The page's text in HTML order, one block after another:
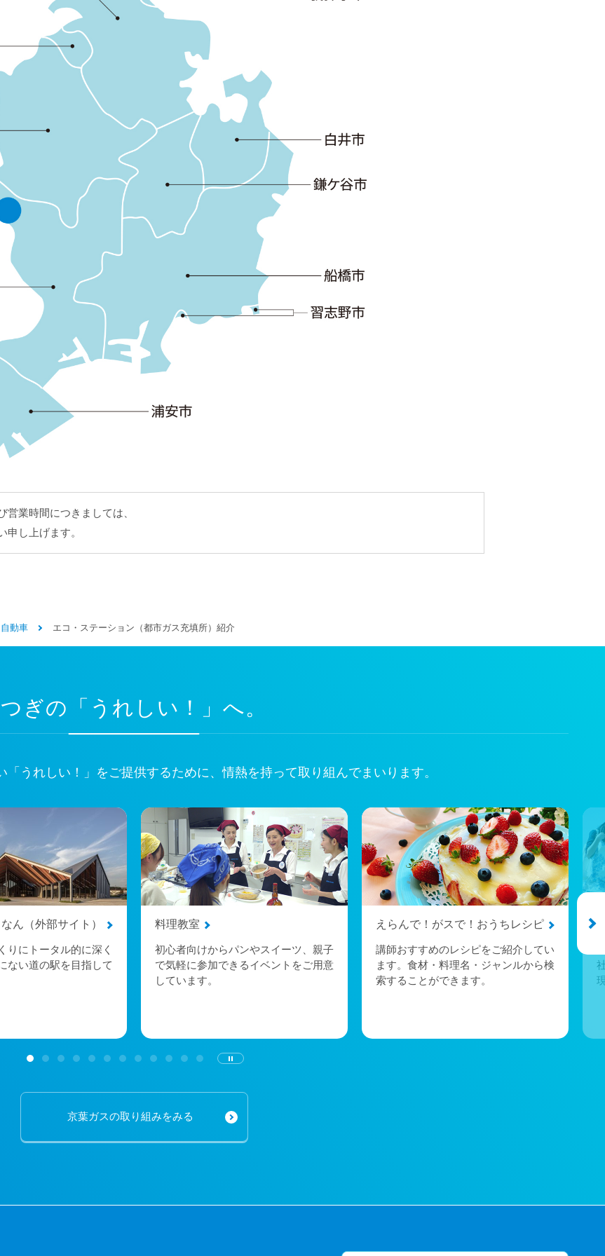
業時間につきましては、
申し上げます。
動車 エコ・ステーション（都市ガス充填所）紹介
つぎの「うれしい！」へ。
「うれしい！」をご提供するために、情熱を持って取り組んでまいります。
ん（外部サイト）
りにトータル的に深く
ない道の駅を目指して
料理教室
初心者向けからパンやスイーツ、親子
で気軽に参加できるイベントをご用意
しています。
えらんで！がスで！おうちレシピ
講師おすすめのレシピをご紹介してい
ます。食材・料理名・ジャンルから検
索することができます。
京葉ガスの取り組みをみる